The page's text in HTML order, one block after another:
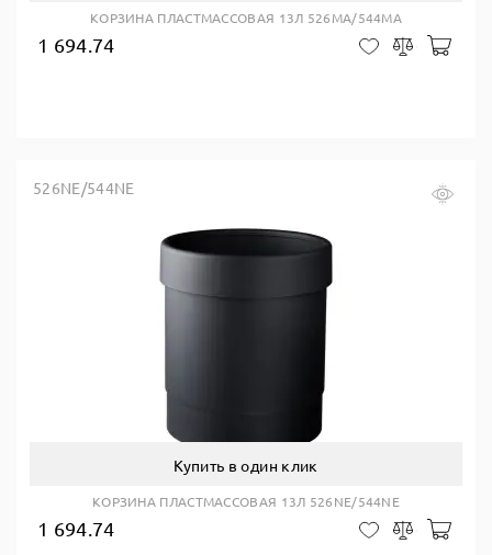
КОРЗИНА ПЛАСТМАССОВАЯ 13Л 526MA/544MA
1 694.74 В закладки
Сравнить
526NE/544NE
Купить в один клик
КОРЗИНА ПЛАСТМАССОВАЯ 13Л 526NE/544NE
1 694.74 В закладки
Сравнить